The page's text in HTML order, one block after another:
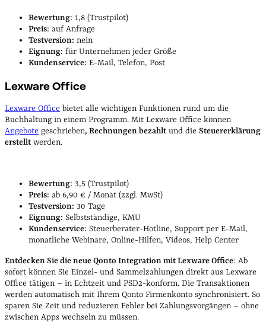
Bewertung: 1,8 (Trustpilot)
Preis: auf Anfrage
Testversion: nein
Eignung: für Unternehmen jeder Größe
Kundenservice: E-Mail, Telefon, Post
Lexware Office
Lexware Office bietet alle wichtigen Funktionen rund um die
Buchhaltung in einem Programm. Mit Lexware Office können
Angebote geschrieben, Rechnungen bezahlt und die Steuererklärung
erstellt werden.
Bewertung: 3,5 (Trustpilot)
Preis: ab 6,90 € / Monat (zzgl. MwSt)
Testversion: 30 Tage
Eignung: Selbstständige, KMU
Kundenservice: Steuerberater-Hotline, Support per E-Mail,
monatliche Webinare, Online-Hilfen, Videos, Help Center
Entdecken Sie die neue Qonto Integration mit Lexware Office: Ab
sofort können Sie Einzel- und Sammelzahlungen direkt aus Lexware
Office tätigen – in Echtzeit und PSD2-konform. Die Transaktionen
werden automatisch mit Ihrem Qonto Firmenkonto synchronisiert. So
sparen Sie Zeit und reduzieren Fehler bei Zahlungsvorgängen – ohne
zwischen Apps wechseln zu müssen.